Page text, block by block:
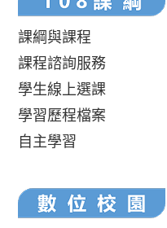
課綱與課程
課程諮詢服務
學生線上選課
學習歷程檔案
自主學習